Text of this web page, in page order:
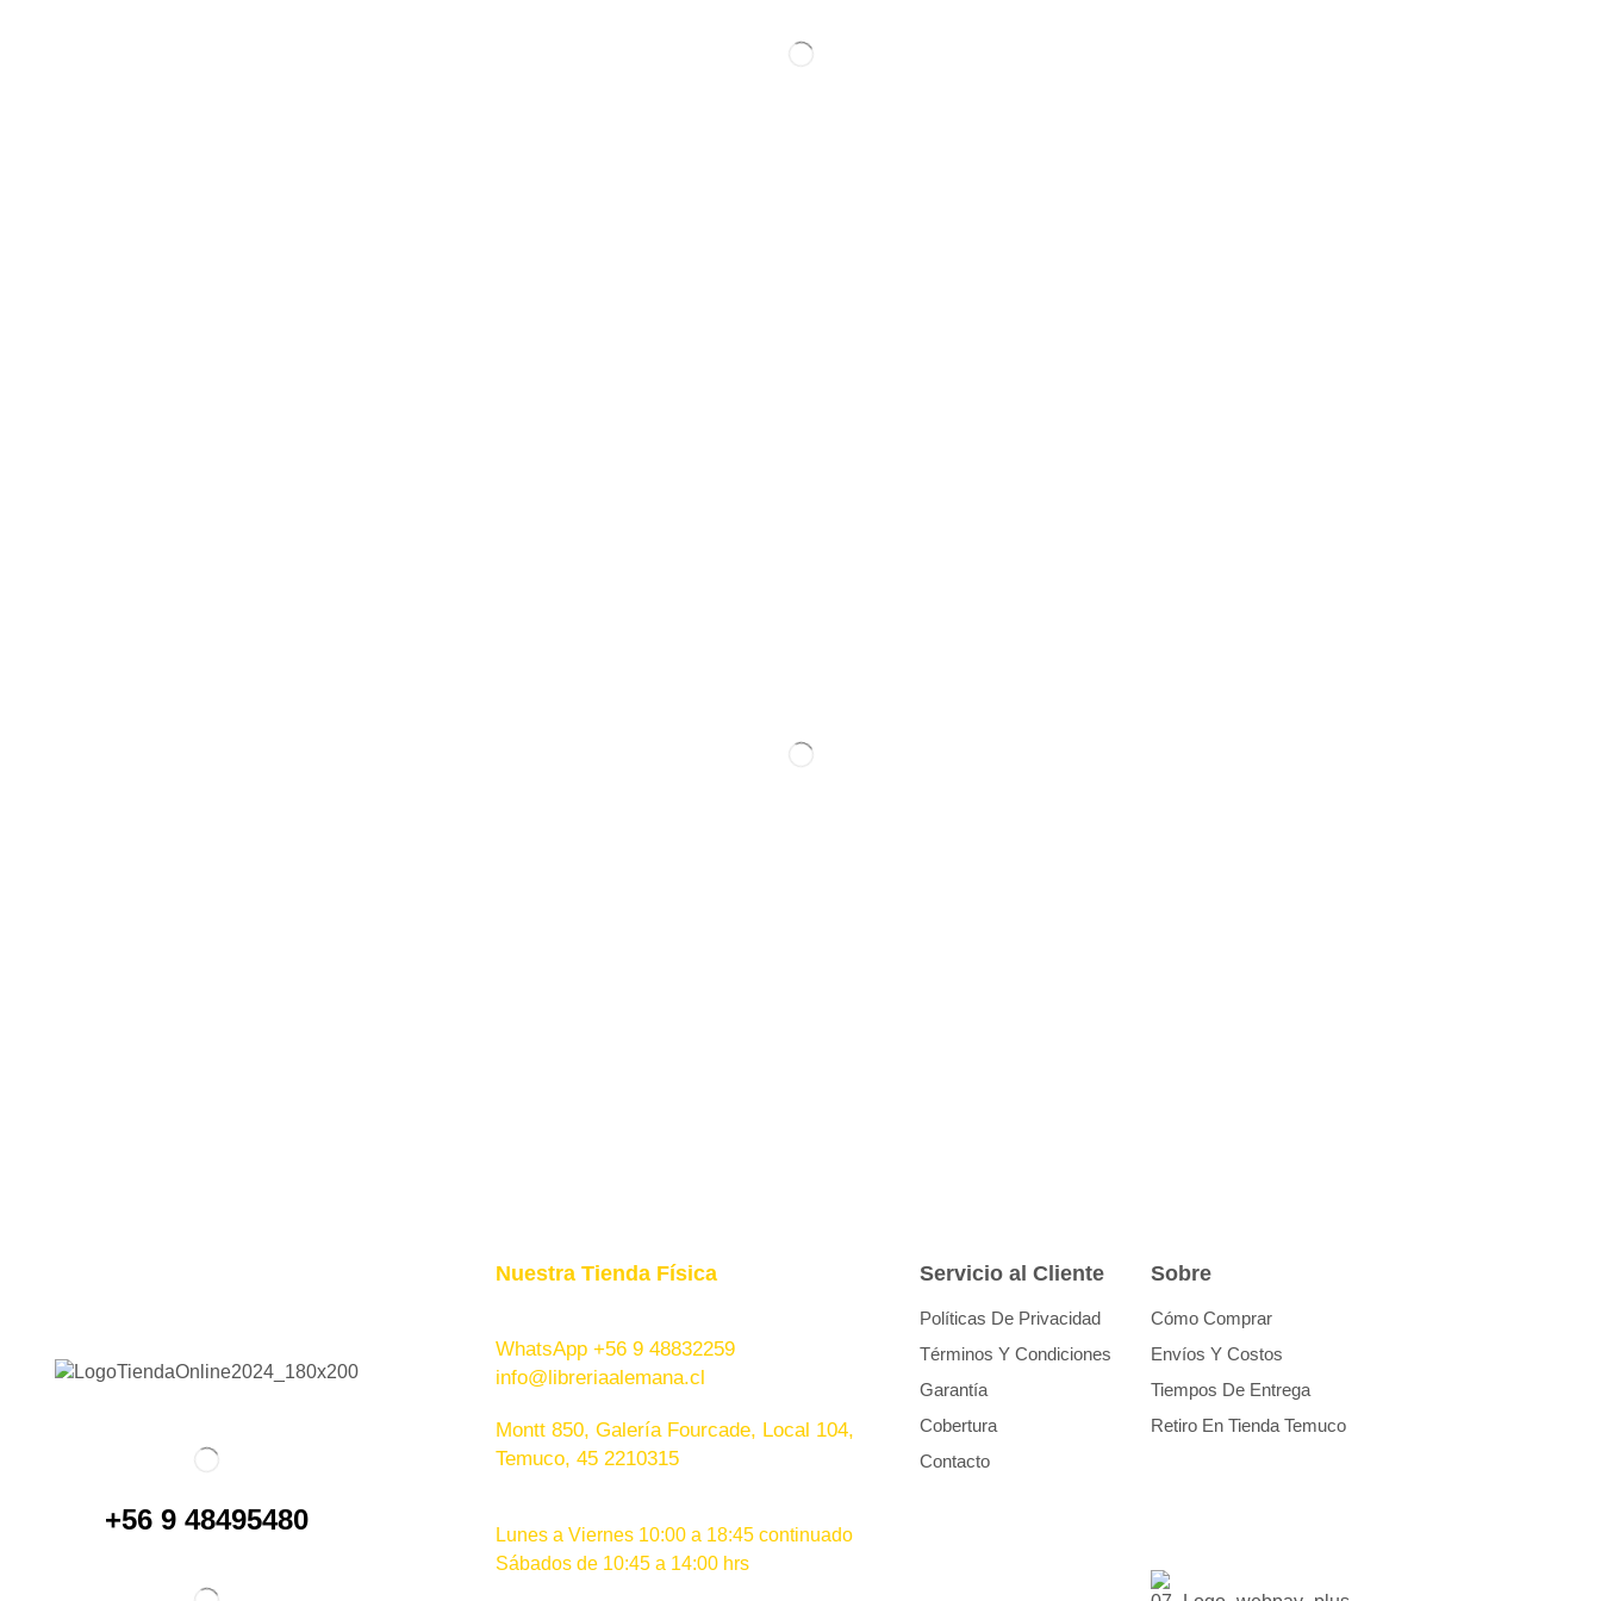
+56 9 48495480
Nuestra Tienda Física
WhatsApp +56 9 48832259
info@libreriaalemana.cl
Montt 850, Galería Fourcade, Local 104,
Temuco, 45 2210315
Lunes a Viernes 10:00 a 18:45 continuado
Sábados de 10:45 a 14:00 hrs
Servicio al Cliente
Políticas De Privacidad
Términos Y Condiciones
Garantía
Cobertura
Contacto
Sobre
Cómo Comprar
Envíos Y Costos
Tiempos De Entrega
Retiro En Tienda Temuco